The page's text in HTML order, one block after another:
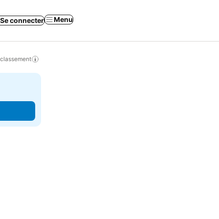
Se connecter Menu